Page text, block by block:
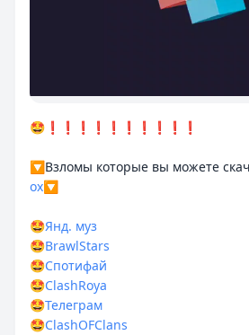
🤩❗️❗️❗️❗️❗️❗️❗️❗️❗️❗️
🔽Взломы которые вы можете
ox🔽
🤩Янд. муз
🤩BrawlStars
🤩Спотифай
🤩ClashRoya
🤩Телеграм
🤩ClashOFClans